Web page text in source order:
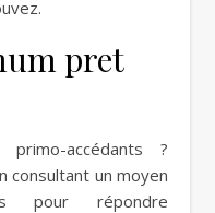
pret
accédants ?
consultant un moyen
pour répondre